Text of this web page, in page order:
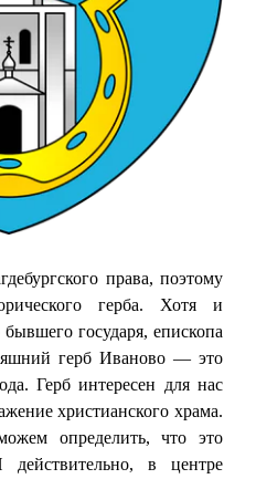
права, поэтому
герба. Хотя и
бывшего государя, епископа
герб Иваново — это
Герб интересен для нас
христианского храма.
определить, что это
действительно, в центре